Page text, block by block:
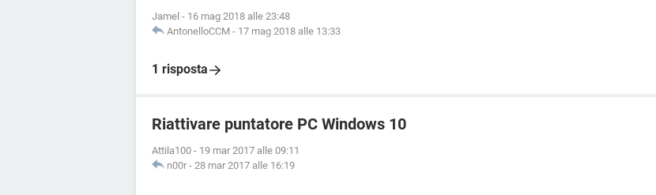
Jamel - 16 mag 2018 alle 23:48
AntonelloCCM - 17 mag 2018 alle 13:33
1 risposta
Riattivare puntatore PC Windows 10
Attila100 - 19 mar 2017 alle 09:11
n00r - 28 mar 2017 alle 16:19